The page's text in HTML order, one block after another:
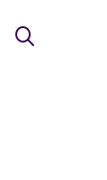
Zoeken